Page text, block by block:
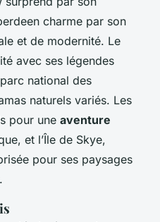
charme par son
et de modernité. Le
avec ses légendes
national des
naturels variés. Les
pour une aventure
et l’Île de Skye,
pour ses paysages